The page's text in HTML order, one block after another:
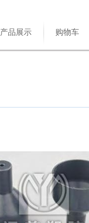
产品展示 购物车